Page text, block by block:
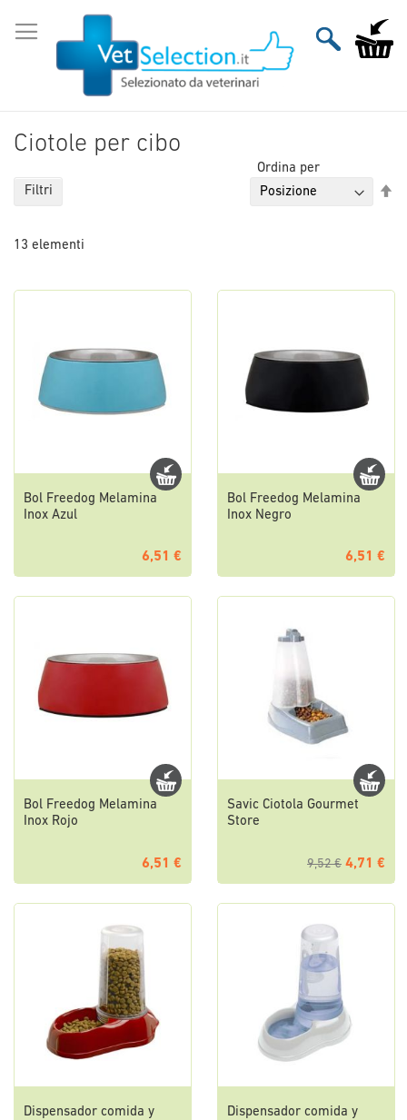
al
contenuto
Carrello
Ciotole per cibo
13 elementi
Ordina per
Bol Freedog Melamina
Inox Azul
6,51 €
Bol Freedog Melamina
Inox Negro
6,51 €
Bol Freedog Melamina
Inox Rojo
6,51 €
Savic Ciotola Gourmet
Store
9,52 € 4,71 €
Dispensador comida y
Dispensador comida y
Filtri